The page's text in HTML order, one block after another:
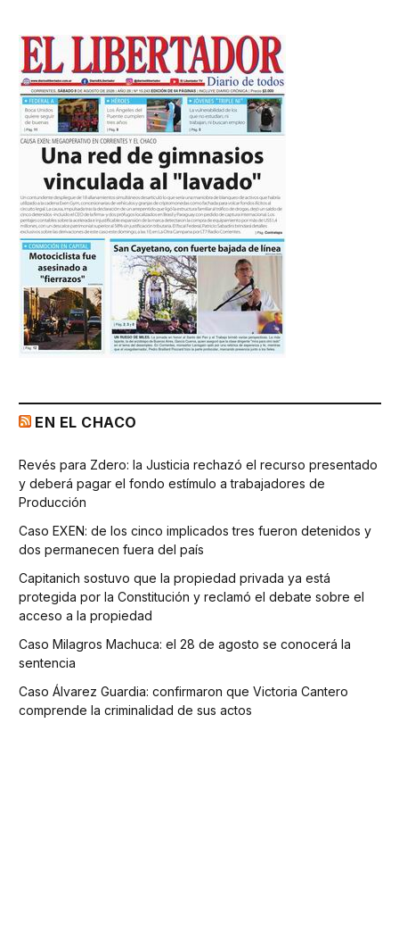
EN EL CHACO
Revés para Zdero: la Justicia rechazó el recurso presentado
y deberá pagar el fondo estímulo a trabajadores de
Producción
Caso EXEN: de los cinco implicados tres fueron detenidos y
dos permanecen fuera del país
Capitanich sostuvo que la propiedad privada ya está
protegida por la Constitución y reclamó el debate sobre el
acceso a la propiedad
Caso Milagros Machuca: el 28 de agosto se conocerá la
sentencia
Caso Álvarez Guardia: confirmaron que Victoria Cantero
comprende la criminalidad de sus actos